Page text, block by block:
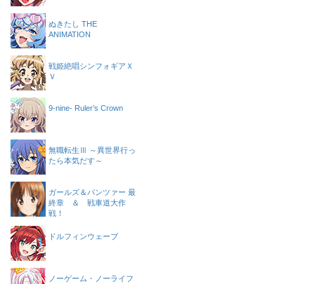
ぬきたし THE
ANIMATION
戦姫絶唱シンフォギアＸ
Ｖ
9-nine- Ruler’s Crown
無職転生Ⅲ ～異世界行っ
たら本気だす～
ガールズ＆パンツァー 最
終章 ＆ 戦車道大作
戦！
ドルフィンウェーブ
ノーゲーム・ノーライフ